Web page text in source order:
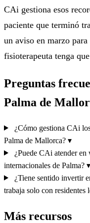
CAi gestiona esos
paciente que terminó
un aviso en marzo
fisioterapeuta tenga
Preguntas
Palma de
¿Cómo gestiona CAi
Palma de Mallorca? ▾
¿Puede CAi atender en
internacionales de Palma? ▾
¿Tiene sentido invertir
trabaja solo con residentes
Más recursos